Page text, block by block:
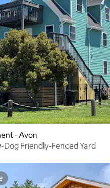
⋅ Avon
Dog Friendly-Fenced Yard